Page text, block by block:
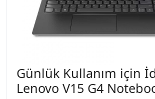
Günlük Kullanım için
Lenovo V15 G4